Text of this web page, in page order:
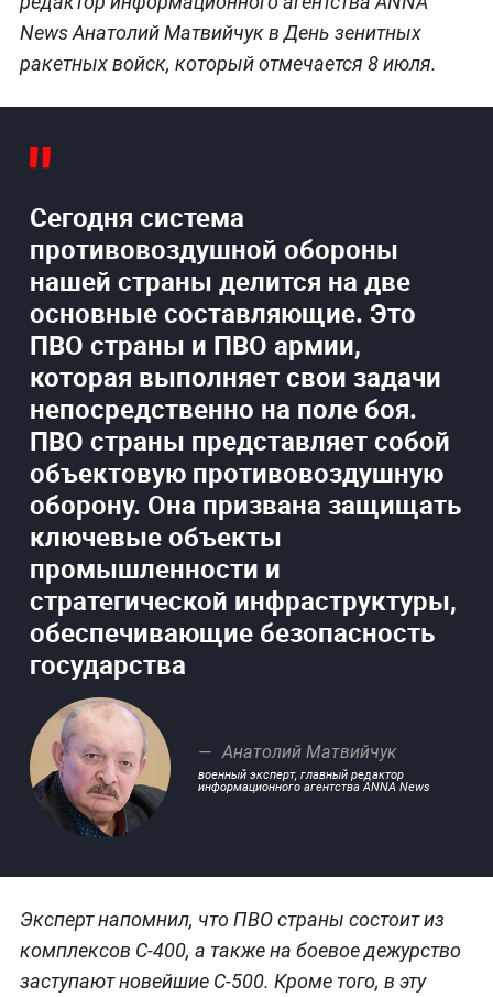
News Анатолий Матвийчук в День зенитных
ракетных войск, который отмечается 8 июля.
Сегодня система
противовоздушной обороны
нашей страны делится на две
основные составляющие. Это
ПВО страны и ПВО армии,
которая выполняет свои задачи
непосредственно на поле боя.
ПВО страны представляет собой
объектовую противовоздушную
оборону. Она призвана защищать
ключевые объекты
промышленности и
стратегической инфраструктуры,
обеспечивающие безопасность
государства
Анатолий Матвийчук
военный эксперт, главный редактор
информационного агентства ANNA News
Эксперт напомнил, что ПВО страны состоит из
комплексов С-400, а также на боевое дежурство
заступают новейшие С-500. Кроме того, в эту